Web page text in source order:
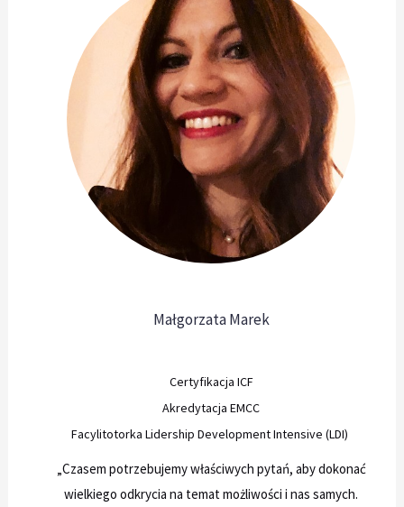
Małgorzata Marek
Certyfikacja ICF
Akredytacja EMCC
Facylitotorka Lidership Development Intensive (LDI)
„Czasem potrzebujemy właściwych pytań, aby dokonać
wielkiego odkrycia na temat możliwości i nas samych.